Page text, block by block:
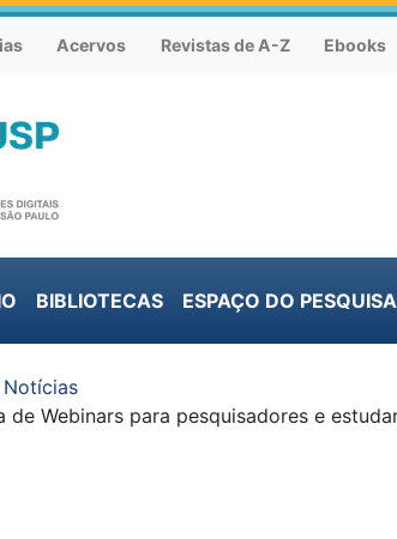
Acervos Revistas de A-Z Ebooks
BIBLIOTECAS ESPAÇO DO
Notícias
de Webinars para pesquisadores e